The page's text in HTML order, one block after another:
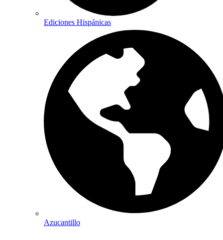
Ediciones Hispánicas
Azucantillo